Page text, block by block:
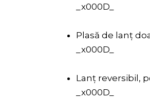
_x000D_
Plasă de lanț
_x000D_
Lanț reversibil,
_x000D_